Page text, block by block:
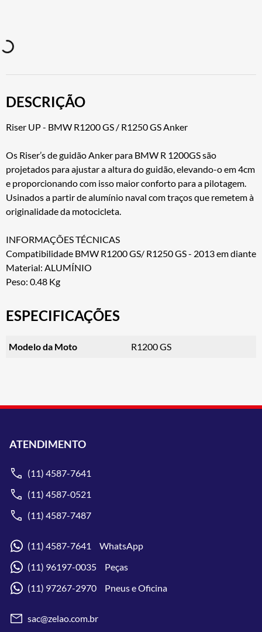
DESCRIÇÃO
Riser UP - BMW R1200 GS / R1250 GS Anker
Os Riser’s de guidão Anker para BMW R 1200GS são
projetados para ajustar a altura do guidão, elevando-o em 4cm
e proporcionando com isso maior conforto para a pilotagem.
Usinados a partir de alumínio naval com traços que remetem à
originalidade da motocicleta.
INFORMAÇÕES TÉCNICAS
Compatibilidade BMW R1200 GS/ R1250 GS - 2013 em diante
Material: ALUMÍNIO
Peso: 0.48 Kg
ESPECIFICAÇÕES
Modelo da Moto R1200 GS
ATENDIMENTO
(11) 4587-7641
(11) 4587-0521
(11) 4587-7487
(11) 4587-7641 WhatsApp
(11) 96197-0035 Peças
(11) 97267-2970 Pneus e Oficina
sac@zelao.com.br